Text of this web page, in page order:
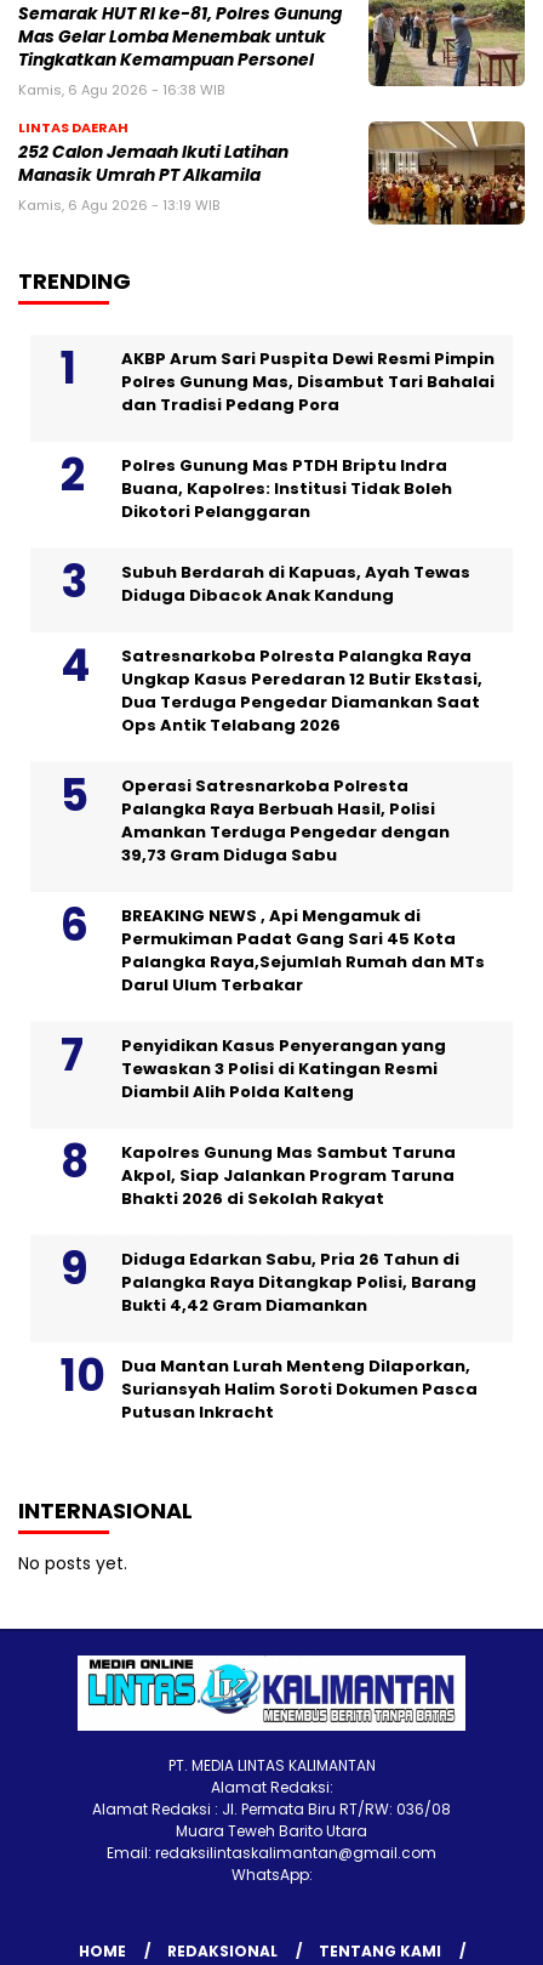
Semarak HUT RI ke-81, Polres Gunung
Mas Gelar Lomba Menembak untuk
Tingkatkan Kemampuan Personel
Kamis, 6 Agu 2026 - 16:38 WIB
LINTAS DAERAH
252 Calon Jemaah Ikuti Latihan
Manasik Umrah PT Alkamila
Kamis, 6 Agu 2026 - 13:19 WIB
TRENDING
AKBP Arum Sari Puspita Dewi Resmi Pimpin
Polres Gunung Mas, Disambut Tari Bahalai
dan Tradisi Pedang Pora
Polres Gunung Mas PTDH Briptu Indra
Buana, Kapolres: Institusi Tidak Boleh
Dikotori Pelanggaran
Subuh Berdarah di Kapuas, Ayah Tewas
Diduga Dibacok Anak Kandung
Satresnarkoba Polresta Palangka Raya
Ungkap Kasus Peredaran 12 Butir Ekstasi,
Dua Terduga Pengedar Diamankan Saat
Ops Antik Telabang 2026
Operasi Satresnarkoba Polresta
Palangka Raya Berbuah Hasil, Polisi
Amankan Terduga Pengedar dengan
39,73 Gram Diduga Sabu
BREAKING NEWS , Api Mengamuk di
Permukiman Padat Gang Sari 45 Kota
Palangka Raya,Sejumlah Rumah dan MTs
Darul Ulum Terbakar
Penyidikan Kasus Penyerangan yang
Tewaskan 3 Polisi di Katingan Resmi
Diambil Alih Polda Kalteng
Kapolres Gunung Mas Sambut Taruna
Akpol, Siap Jalankan Program Taruna
Bhakti 2026 di Sekolah Rakyat
Diduga Edarkan Sabu, Pria 26 Tahun di
Palangka Raya Ditangkap Polisi, Barang
Bukti 4,42 Gram Diamankan
Dua Mantan Lurah Menteng Dilaporkan,
Suriansyah Halim Soroti Dokumen Pasca
Putusan Inkracht
INTERNASIONAL
No posts yet.
PT. MEDIA LINTAS KALIMANTAN
Alamat Redaksi:
Alamat Redaksi : Jl. Permata Biru RT/RW: 036/08
Muara Teweh Barito Utara
Email: redaksilintaskalimantan@gmail.com
WhatsApp:
HOME REDAKSIONAL TENTANG KAMI